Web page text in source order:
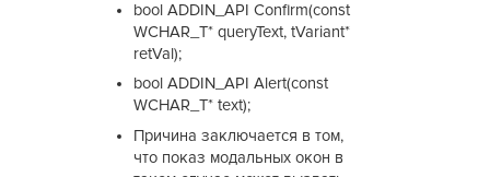
bool ADDIN_API Confirm(const
WCHAR_T* queryText, tVariant*
retVal);
bool ADDIN_API Alert(const
WCHAR_T* text);
Причина заключается в том,
что показ модальных окон в